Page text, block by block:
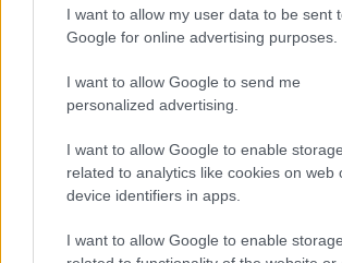
I want to allow my user data to be sent
Google for online advertising purposes.
I want to allow Google to send me
personalized advertising.
I want to allow Google to enable storage
related to analytics like cookies on web
device identifiers in apps.
I want to allow Google to enable storage